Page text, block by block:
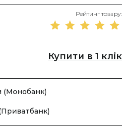
Рейтинг товару:
Купити в 1 клік
(Монобанк)